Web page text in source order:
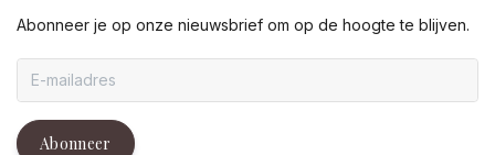
Abonneer je op onze nieuwsbrief om op de hoogte te blijven.
Abonneer